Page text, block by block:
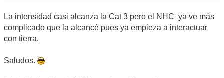
La intensidad casi alcanza la Cat 3 pero el NHC ya ve más
complicado que la alcancé pues ya empieza a interactuar
con tierra.
Saludos.